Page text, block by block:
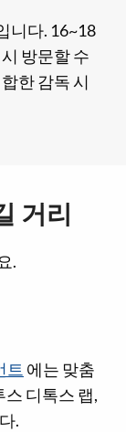
니다. 16~18
방문할 수
한 감독 시
거리
.
트 에는 맞춤
디톡스 랩,
.